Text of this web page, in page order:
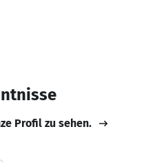
Profil zu sehen.